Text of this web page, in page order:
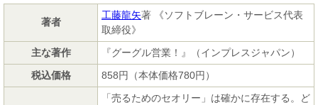
著者
工藤龍矢著 《ソフトブレーン・サービス代表
取締役》
主な著作
『グーグル営業！』（インプレスジャパン）
税込価格
858円（本体価格780円）
「売るためのセオリー」は確かに存在する。ど